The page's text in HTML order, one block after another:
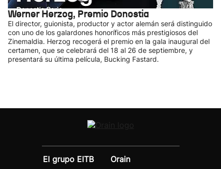
Werner Herzog, Premio Donostia
El director, guionista, productor y actor alemán será distinguido
con uno de los galardones honoríficos más prestigiosos del
Zinemaldia. Herzog recogerá el premio en la gala inaugural del
certamen, que se celebrará del 18 al 26 de septiembre, y
presentará su última película, Bucking Fastard.
El grupo EITB
Orain